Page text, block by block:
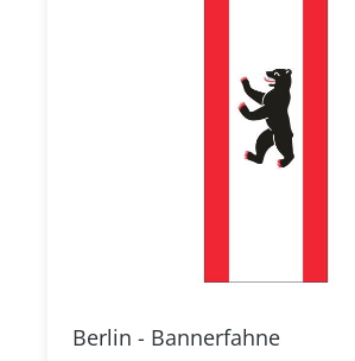
Berlin - Bannerfahne